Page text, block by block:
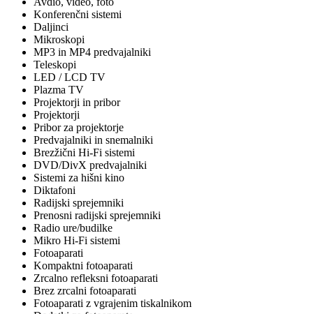
Konferenčni sistemi
Daljinci
Mikroskopi
MP3 in MP4 predvajalniki
Teleskopi
LED / LCD TV
Plazma TV
Projektorji in pribor
Projektorji
Pribor za projektorje
Predvajalniki in snemalniki
Brezžični Hi-Fi sistemi
DVD/DivX predvajalniki
Sistemi za hišni kino
Diktafoni
Radijski sprejemniki
Prenosni radijski sprejemniki
Radio ure/budilke
Mikro Hi-Fi sistemi
Fotoaparati
Kompaktni fotoaparati
Zrcalno refleksni fotoaparati
Brez zrcalni fotoaparati
Fotoaparati z vgrajenim tiskalnikom